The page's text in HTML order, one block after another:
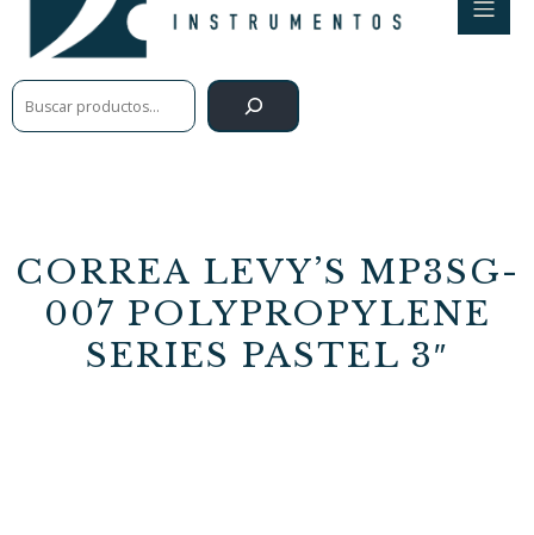
Buscar
CORREA LEVY’S MP3SG-
007 POLYPROPYLENE
SERIES PASTEL 3″